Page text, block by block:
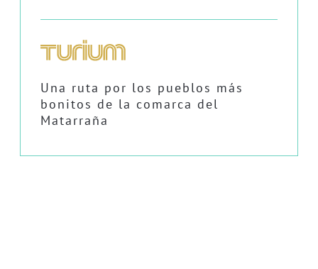
Una ruta por los pueblos más
bonitos de la comarca del
Matarraña